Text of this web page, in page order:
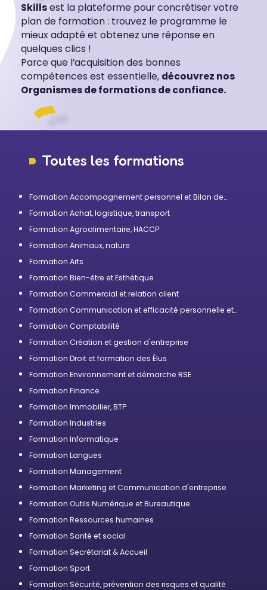
Skillsest la plateforme pour concrétiser votre
plan de formation : trouvez le programme le
mieux adapté et obtenez une réponse en
quelques clics !
Parce que l’acquisition des bonnes
compétences est essentielle, découvrez nos
Organismes de formations de confiance.
Toutes les formations
Formation Accompagnement personnel et Bilan de
Formation Achat, logistique, transport
Formation Agroalimentaire, HACCP
Formation Animaux, nature
Formation Arts
Formation Bien-être et Esthétique
Formation Commercial et relation client
Formation Communication et efficacité personnelle et
Formation Comptabilité
Formation Création et gestion d'entreprise
Formation Droit et formation des Élus
Formation Environnement et démarche RSE
Formation Finance
Formation Immobilier, BTP
Formation Industries
Formation Informatique
Formation Langues
Formation Management
Formation Marketing et Communication d'entreprise
Formation Outils Numérique et Bureautique
Formation Ressources humaines
Formation Santé et social
Formation Secrétariat & Accueil
Formation Sport
Formation Sécurité, prévention des risques et qualité